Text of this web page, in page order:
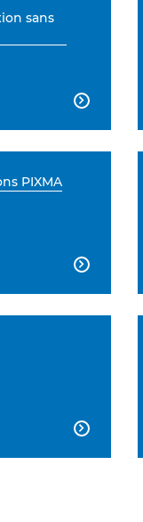
sans

PIXMA

